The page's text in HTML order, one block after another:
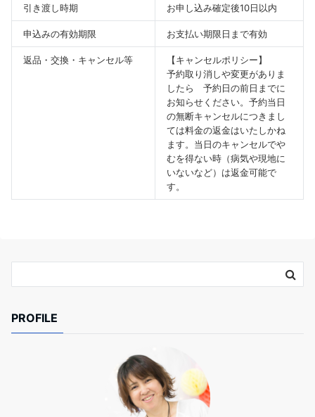
引き渡し時期 お申し込み確定後10日以内
申込みの有効期限 お支払い期限日まで有効
返品・交換・キャンセル等
【キャンセルポリシー】
予約取り消しや変更がありま
したら 予約日の前日までに
お知らせください。予約当日
の無断キャンセルにつきまし
ては料金の返金はいたしかね
ます。当日のキャンセルでや
むを得ない時（病気や現地に
いないなど）は返金可能で
す。
PROFILE